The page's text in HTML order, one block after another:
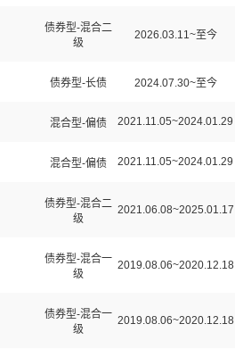
债券型-混合二
级
2026.03.11~至今
债券型-长债 2024.07.30~至今
混合型-偏债 2021.11.05~2024.01.29
混合型-偏债 2021.11.05~2024.01.29
债券型-混合二
级
2021.06.08~2025.01.17
债券型-混合一
级
2019.08.06~2020.12.18
债券型-混合一
级
2019.08.06~2020.12.18